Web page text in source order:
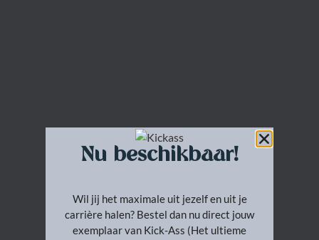
Nu beschikbaar!
Wil jij het maximale uit jezelf en uit je
carrière halen? Bestel dan nu direct jouw
exemplaar van Kick-Ass (Het ultieme